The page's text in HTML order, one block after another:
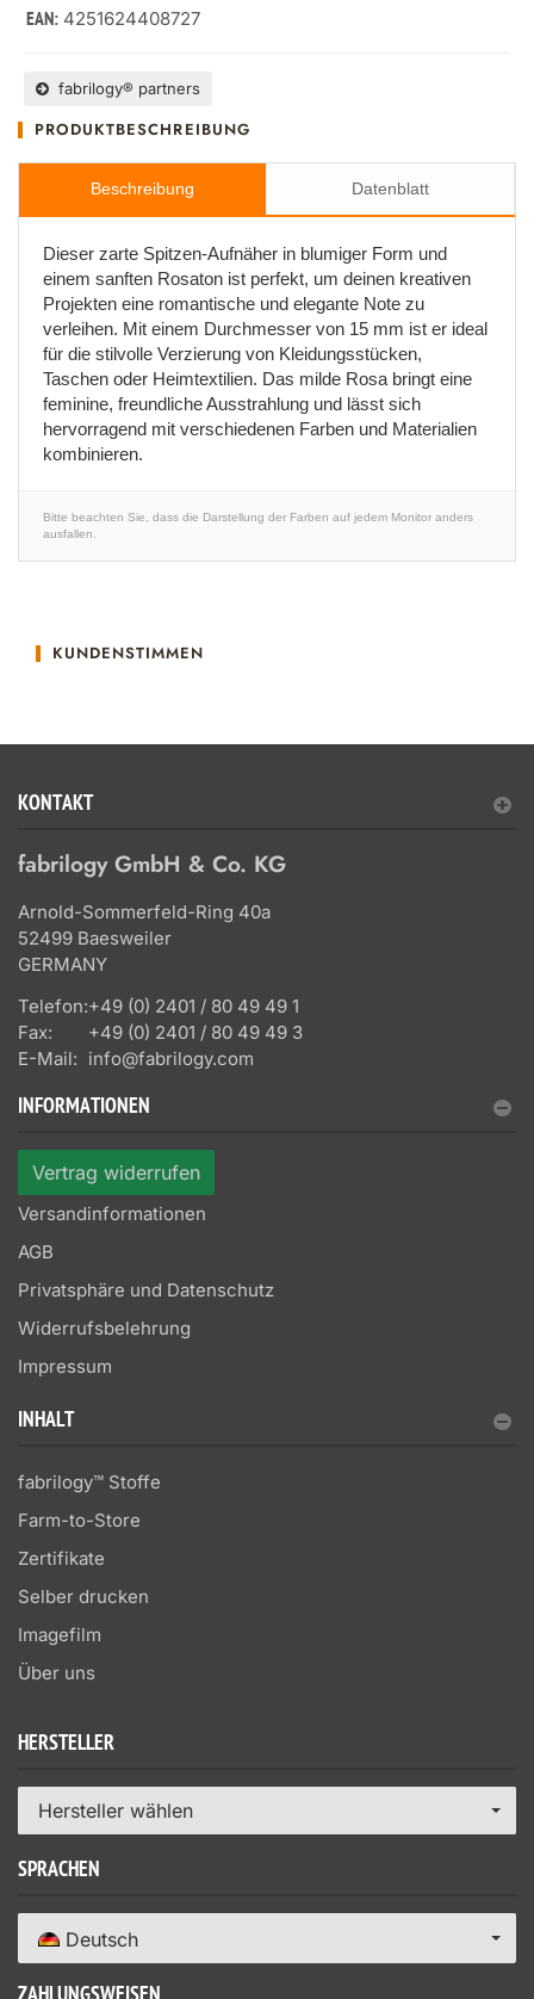
EAN: 4251624408727
fabrilogy® partners
PRODUKTBESCHREIBUNG
Beschreibung Datenblatt
Dieser zarte Spitzen-Aufnäher in blumiger Form und
einem sanften Rosaton ist perfekt, um deinen kreativen
Projekten eine romantische und elegante Note zu
verleihen. Mit einem Durchmesser von 15 mm ist er ideal
für die stilvolle Verzierung von Kleidungsstücken,
Taschen oder Heimtextilien. Das milde Rosa bringt eine
feminine, freundliche Ausstrahlung und lässt sich
hervorragend mit verschiedenen Farben und Materialien
kombinieren.
Bitte beachten Sie, dass die Darstellung der Farben auf jedem Monitor anders
ausfallen.
KUNDENSTIMMEN
KONTAKT
fabrilogy GmbH & Co. KG
Arnold-Sommerfeld-Ring 40a
52499 Baesweiler
GERMANY
Telefon:+49 (0) 2401 / 80 49 49 1
Fax:
+49 (0) 2401 / 80 49 49 3
E-Mail: info@fabrilogy.com
INFORMATIONEN
Vertrag widerrufen
Versandinformationen
AGB
Privatsphäre und Datenschutz
Widerrufsbelehrung
Impressum
INHALT
fabrilogy™ Stoffe
Farm-to-Store
Zertifikate
Selber drucken
Imagefilm
Über uns
HERSTELLER
Hersteller wählen
SPRACHEN
Deutsch